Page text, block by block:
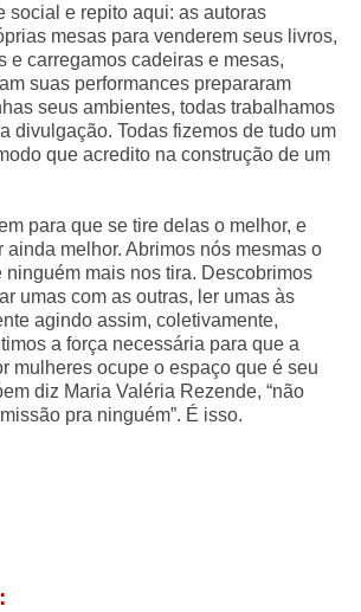
social e repito aqui: as autoras
mesas para venderem seus livros,
e carregamos cadeiras e mesas,
suas performances prepararam
seus ambientes, todas trabalhamos
divulgação. Todas fizemos de tudo um
que acredito na construção de um
para que se tire delas o melhor, e
ainda melhor. Abrimos nós mesmas o
ninguém mais nos tira. Descobrimos
umas com as outras, ler umas às
agindo assim, coletivamente,
a força necessária para que a
mulheres ocupe o espaço que é seu
diz Maria Valéria Rezende, “não
pra ninguém”. É isso.